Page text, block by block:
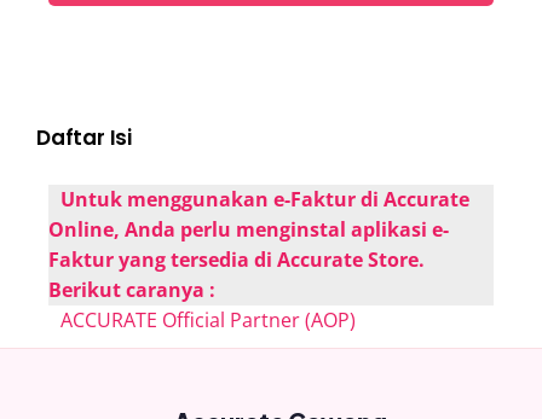
Daftar Isi
Untuk menggunakan e-Faktur di Accurate
Online, Anda perlu menginstal aplikasi e-
Faktur yang tersedia di Accurate Store.
Berikut caranya :
ACCURATE Official Partner (AOP)